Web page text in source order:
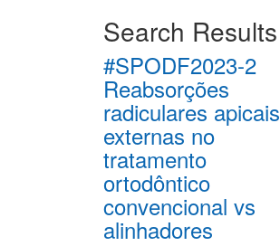
Search Results
#SPODF2023-2
Reabsorções
radiculares apicais
externas no
tratamento
ortodôntico
convencional vs
alinhadores